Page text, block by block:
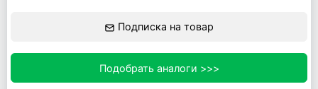
Подписка на товар
Подобрать аналоги >>>